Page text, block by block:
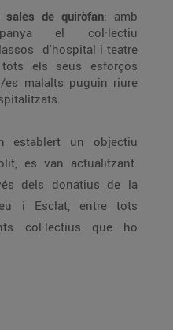
de quiròfan: amb
el col·lectiu
d'hospital i teatre
els seus esforços
es malalts puguin riure
establert un objectiu
es van actualitzant.
dels donatius de la
i Esclat, entre tots
col·lectius que ho